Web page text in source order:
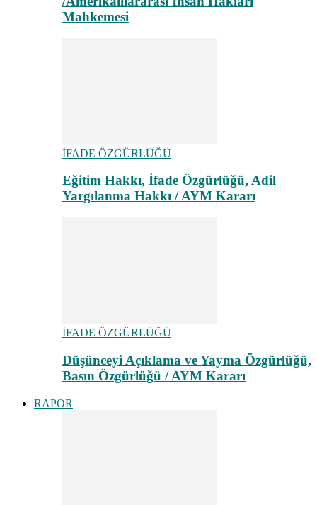
Mahkemesi
İFADE ÖZGÜRLÜĞÜ
Eğitim Hakkı, İfade Özgürlüğü, Adil
Yargılanma Hakkı / AYM Kararı
İFADE ÖZGÜRLÜĞÜ
Düşünceyi Açıklama ve Yayma Özgürlüğü,
Basın Özgürlüğü / AYM Kararı
RAPOR